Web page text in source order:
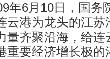
年6月10日，国务
云港为龙头的江
量齐聚沿海，给
重要经济增长极